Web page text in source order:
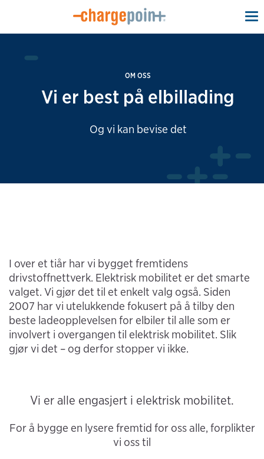
OM OSS
Vi er best på elbillading
Og vi kan bevise det
I over et tiår har vi bygget fremtidens
drivstoffnettverk. Elektrisk mobilitet er det smarte
valget. Vi gjør det til et enkelt valg også. Siden
2007 har vi utelukkende fokusert på å tilby den
beste ladeopplevelsen for elbiler til alle som er
involvert i overgangen til elektrisk mobilitet. Slik
gjør vi det – og derfor stopper vi ikke.
Vi er alle engasjert i elektrisk mobilitet.
For å bygge en lysere fremtid for oss alle, forplikter
vi oss til